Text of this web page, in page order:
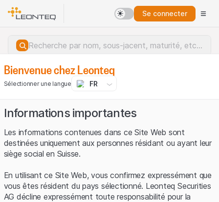
Se connecter
Bienvenue chez Leonteq
Sélectionner une langue FR
Informations importantes
Les informations contenues dans ce Site Web sont
destinées uniquement aux personnes résidant ou ayant leur
siège social en Suisse.
En utilisant ce Site Web, vous confirmez expressément que
vous êtes résident du pays sélectionné. Leonteq Securities
AG décline expressément toute responsabilité pour la